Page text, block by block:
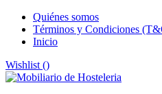
Quiénes somos
Términos y Condiciones
Inicio
Wishlist ()